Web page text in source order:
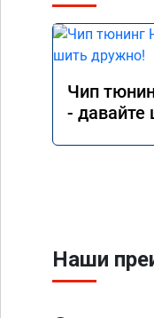
Чип
- давайте
Наши